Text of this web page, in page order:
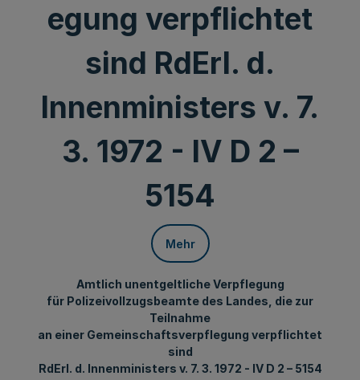
egung verpflichtet
sind RdErl. d.
Innenministers v. 7.
3. 1972 - IV D 2 –
5154
Mehr
Amtlich unentgeltliche Verpflegung
für Polizeivollzugsbeamte des Landes, die zur
Teilnahme
an einer Gemeinschaftsverpflegung verpflichtet
sind
RdErl. d. Innenministers v. 7. 3. 1972 - IV D 2 – 5154